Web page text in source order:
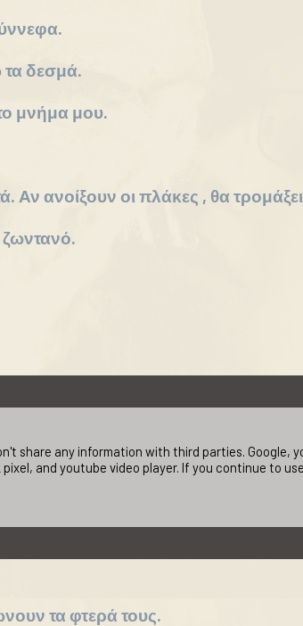
δεσμά.
μνήμα μου.
Αν ανοίξουν οι πλάκες , θα
σημεία,
τα φτερά τους.
share any information with third parties. Google,
and youtube video player. If you continue to